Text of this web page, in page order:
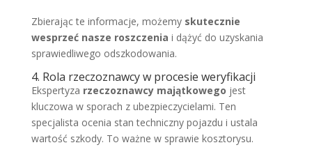
Zbierając te informacje, możemy skutecznie
wesprzeć nasze roszczenia i dążyć do uzyskania
sprawiedliwego odszkodowania.
4. Rola rzeczoznawcy w procesie weryfikacji
Ekspertyza rzeczoznawcy majątkowego jest
kluczowa w sporach z ubezpieczycielami. Ten
specjalista ocenia stan techniczny pojazdu i ustala
wartość szkody. To ważne w sprawie kosztorysu.